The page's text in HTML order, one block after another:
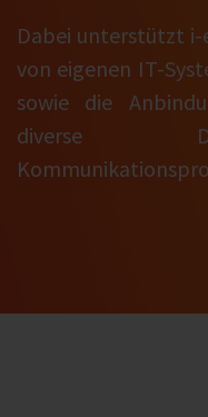
Dabei unterstützt
von eigenen IT-
sowie die
diverse